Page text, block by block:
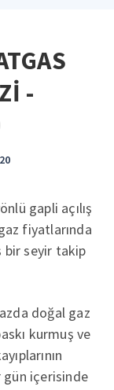
-
gapli açılış
fiyatlarında
seyir takip
doğal gaz
kurmuş ve
gün içerisinde